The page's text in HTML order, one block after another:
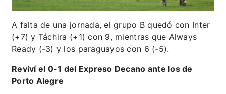
A falta de una jornada, el grupo B quedó con Inter
(+7) y Táchira (+1) con 9, mientras que Always
Ready (-3) y los paraguayos con 6 (-5).
Reviví el 0-1 del Expreso Decano ante los de
Porto Alegre